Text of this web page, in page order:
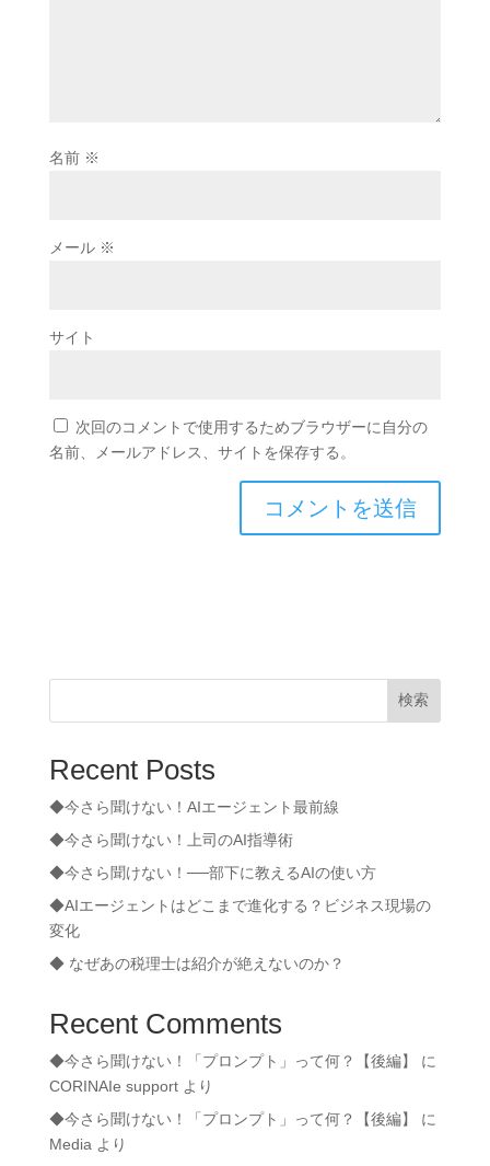
名前 ※
メール ※
サイト
次回のコメントで使用するためブラウザーに自分の
名前、メールアドレス、サイトを保存する。
検索
Recent Posts
◆今さら聞けない！AIエージェント最前線
◆今さら聞けない！上司のAI指導術
◆今さら聞けない！──部下に教えるAIの使い方
◆AIエージェントはどこまで進化する？ビジネス現場の
変化
◆ なぜあの税理士は紹介が絶えないのか？
Recent Comments
◆今さら聞けない！「プロンプト」って何？【後編】
に
CORINAIe supportより
◆今さら聞けない！「プロンプト」って何？【後編】
に
Media より